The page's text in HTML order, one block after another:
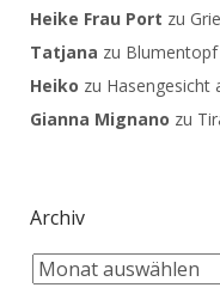
Heike Frau Port zu
Tatjana zu
Heiko zu Hasengesicht
Gianna Mignano zu
Archiv